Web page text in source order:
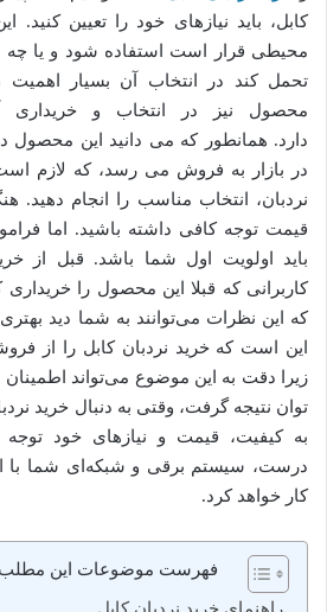
کابل، باید نیازهای خود را تعیین
محیطی قرار است استفاده شود و یا چه
تحمل کند در انتخاب آن بسیار اهمیت
محصول نیز در انتخاب و
دارد. همانطور که می دانید این محصول
در بازار به فروش می رسد، که لازم
نردبان، انتخاب مناسب را انجام دهید.
قیمت توجه کافی داشته باشید. اما
باید اولویت اول شما باشد. قبل از
کاربرانی که قبلا این محصول را خریداری
که این نظرات می‌توانند به شما دید
این است که خرید نردبان کابل را از
زیرا دقت به این موضوع می‌تواند
توان نتیجه گرفت، وقتی به دنبال خرید
به کیفیت، قیمت و نیازهای خود توجه
درست، سیستم برقی و شبکه‌ای شما با
کار خواهد کرد.
فهرست موضوعات این مطلب